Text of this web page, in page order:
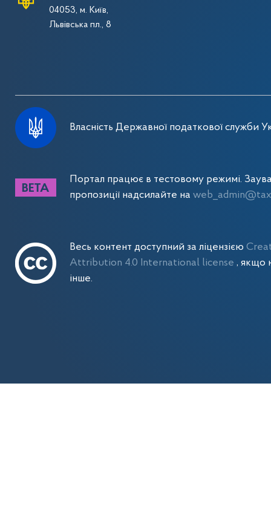
04053, м. Київ,
Львівська пл., 8
Власність Державної податкової служби
Портал працює в тестовому режимі.
пропозиції надсилайте на
Весь контент доступний за ліцензією
Attribution 4.0 International license , якщо
інше.